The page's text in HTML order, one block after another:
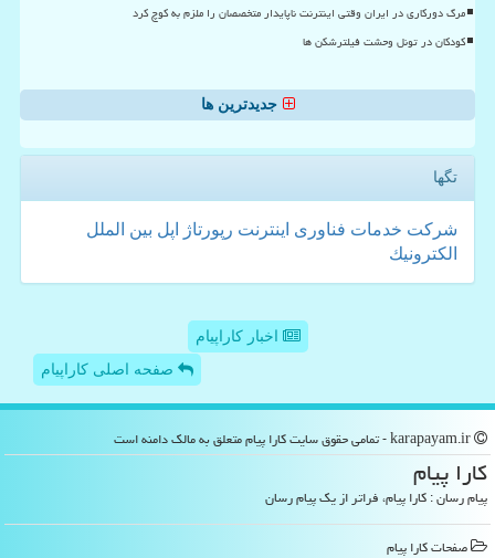
مرگ دورکاری در ایران وقتی اینترنت ناپایدار متخصصان را ملزم به کوچ کرد
کودکان در تونل وحشت فیلترشکن ها
جدیدترین ها
تگها
شركت خدمات فناوری اینترنت رپورتاژ اپل بین الملل
الكترونیك
اخبار کاراپیام
صفحه اصلی کاراپیام
كارا پیام
پیام رسان : کارا پیام، فراتر از یک پیام رسان
صفحات كارا پیام